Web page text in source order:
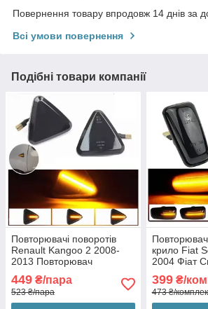
Повернення товару впродовж 14 днів за
Всі умови повернення
Подібні товари компанії
Повторювачі поворотів
Renault Kangoo 2 2008-
2013 Повторювач
(2шт динамічні чорні ЛЕД)
449 ₴/пара
523 ₴/пара
крило Fiat
2004 Фіат
399₴/
473 ₴/